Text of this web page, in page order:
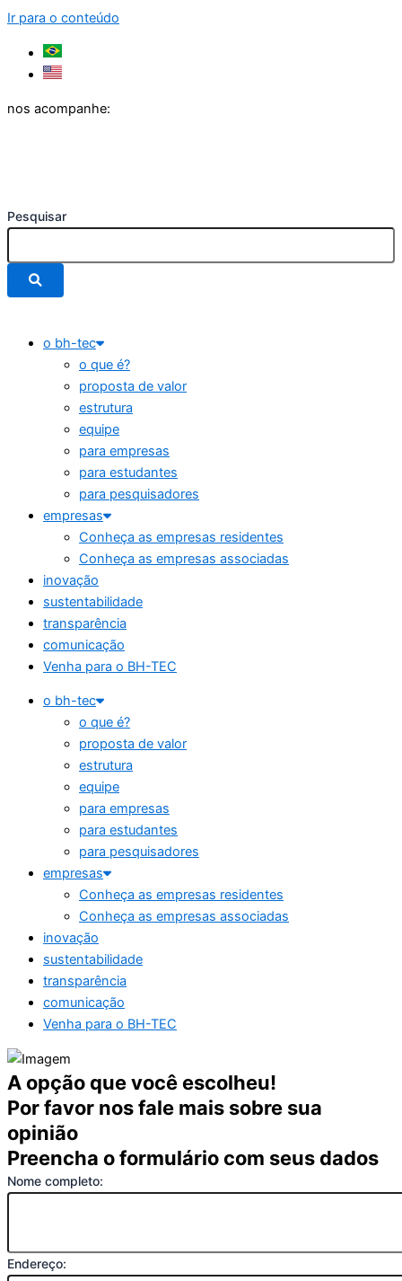
Ir para o conteúdo
nos acompanhe:
Pesquisar
o bh-tec
o que é?
proposta de valor
estrutura
equipe
para empresas
para estudantes
para pesquisadores
empresas
Conheça as empresas residentes
Conheça as empresas associadas
inovação
sustentabilidade
transparência
comunicação
Venha para o BH-TEC
o bh-tec
o que é?
proposta de valor
estrutura
equipe
para empresas
para estudantes
para pesquisadores
empresas
Conheça as empresas residentes
Conheça as empresas associadas
inovação
sustentabilidade
transparência
comunicação
Venha para o BH-TEC
A opção que você escolheu!
Por favor nos fale mais sobre sua
opinião
Preencha o formulário com seus dados
Nome completo:
Endereço: